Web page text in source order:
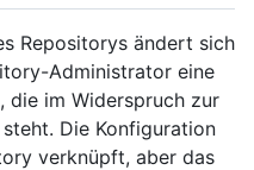
Repositorys ändert sich
Administrator eine
die im Widerspruch zur
Die Konfiguration
verknüpft, aber das